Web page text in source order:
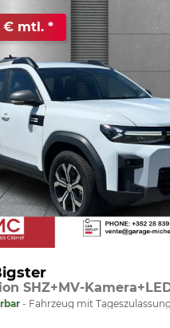
€ mtl.
SHZ+MV-
Fahrzeug mit Tageszulassung